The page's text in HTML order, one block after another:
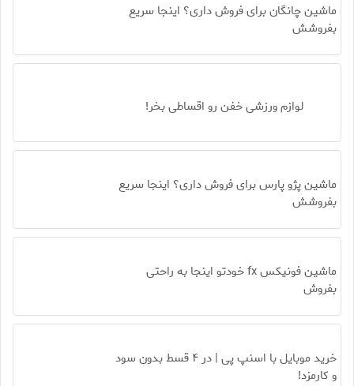
ماشین چانگان برای فروش داری؟ اینجا سریع
بفروشش
لوازم ورزشی خفن رو اقساطی بخر!
ماشین پژو پارس برای فروش داری؟ اینجا سریع
بفروشش
ماشین فونیکس fx خودتو اینجا به راحتی
بفروش
خرید موبایل با اسنپ پی | در ۴ قسط بدون سود
و کارمزد!